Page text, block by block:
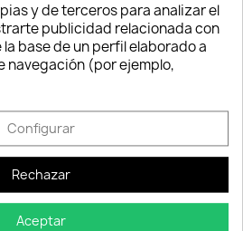
en tierra ligera y fértil.
AL CARRITO
Detalles del producto
y de terceros para analizar el
publicidad relacionada con
base de un perfil elaborado a
navegación (por ejemplo,
Configurar
Rechazar
Aceptar
Consentimiento de cookies